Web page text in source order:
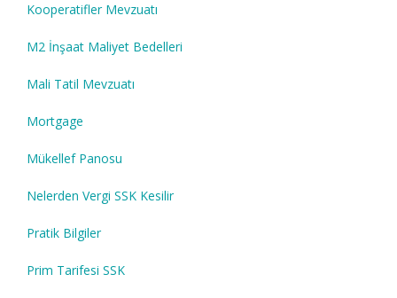
Kooperatifler Mevzuatı
M2 İnşaat Maliyet Bedelleri
Mali Tatil Mevzuatı
Mortgage
Mükellef Panosu
Nelerden Vergi SSK Kesilir
Pratik Bilgiler
Prim Tarifesi SSK